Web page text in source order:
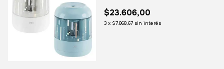
$23.606,00
3 x $7.868,67 sin interés